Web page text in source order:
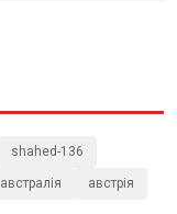
shahed-136
австралія австрія